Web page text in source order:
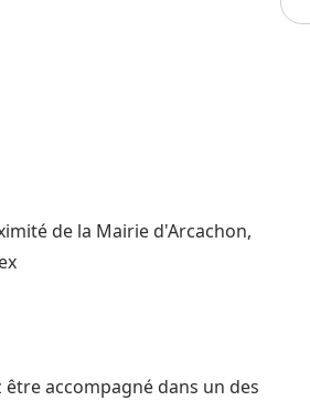
de la Mairie d'Arcachon,
accompagné dans un des